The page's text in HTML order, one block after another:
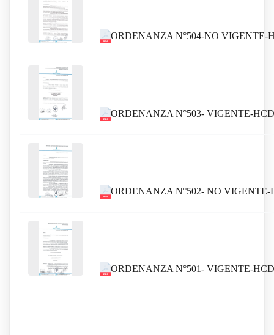
ORDENANZA N°504-NO VIGENTE-
ORDENANZA N°503- VIGENTE-
ORDENANZA N°502- NO
ORDENANZA N°501- VIGENTE-